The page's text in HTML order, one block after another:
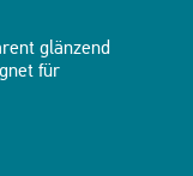
glänzend
für